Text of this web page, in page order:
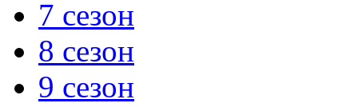
7 сезон
8 сезон
9 сезон